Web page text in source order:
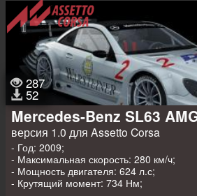
287
52
Mercedes-Benz SL63
версия 1.0 для Assetto Corsa
- Год: 2009;
- Максимальная скорость: 280 км/ч;
- Мощность двигателя: 624 л.с;
- Крутящий момент: 734 Нм;